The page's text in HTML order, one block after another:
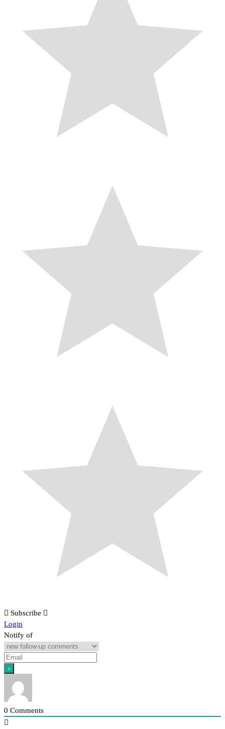
Subscribe
Login
Notify of
0 Comments